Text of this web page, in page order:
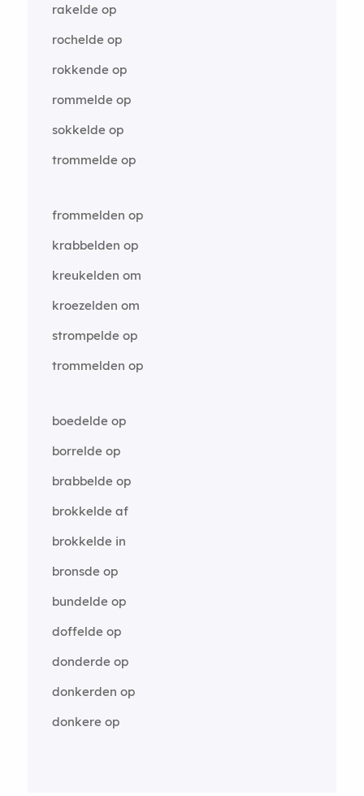
rakelde op
rochelde op
rokkende op
rommelde op
sokkelde op
trommelde op
frommelden op
krabbelden op
kreukelden om
kroezelden om
strompelde op
trommelden op
boedelde op
borrelde op
brabbelde op
brokkelde af
brokkelde in
bronsde op
bundelde op
doffelde op
donderde op
donkerden op
donkere op